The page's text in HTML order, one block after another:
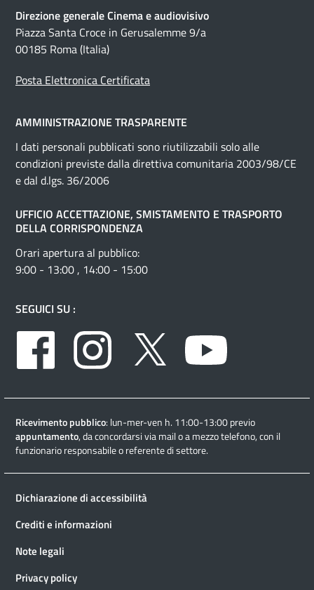
Direzione generale Cinema e audiovisivo
Piazza Santa Croce in Gerusalemme 9/a
00185 Roma (Italia)
Posta Elettronica Certificata
AMMINISTRAZIONE TRASPARENTE
I dati personali pubblicati sono riutilizzabili solo alle
condizioni previste dalla direttiva comunitaria 2003/98/CE
e dal d.lgs. 36/2006
UFFICIO ACCETTAZIONE, SMISTAMENTO E TRASPORTO
DELLA CORRISPONDENZA
Orari apertura al pubblico:
9:00 - 13:00 , 14:00 - 15:00
SEGUICI SU :
Facebook
Instagram Twitter
Ricevimento pubblico: lun-mer-ven h. 11:00-13:00 previo
appuntamento, da concordarsi via mail o a mezzo telefono, con il
funzionario responsabile o referente di settore.
Dichiarazione di accessibilità
Crediti e informazioni
Note legali
Privacy policy